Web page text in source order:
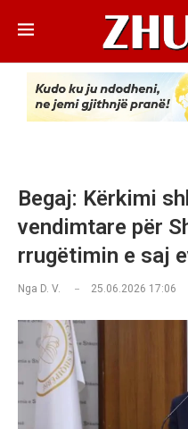
Begaj: Kërkimi
vendimtare për
rrugëtimin e saj
Nga D. V. 25.06.2026 17:06